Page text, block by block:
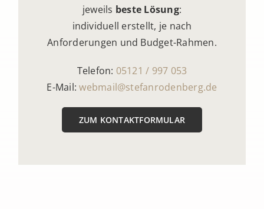
jeweils beste Lösung:
individuell erstellt, je nach
Anforderungen und Budget-Rahmen.
Telefon: 05121 / 997 053
E-Mail:webmail@stefanrodenberg.de
ZUM KONTAKTFORMULAR